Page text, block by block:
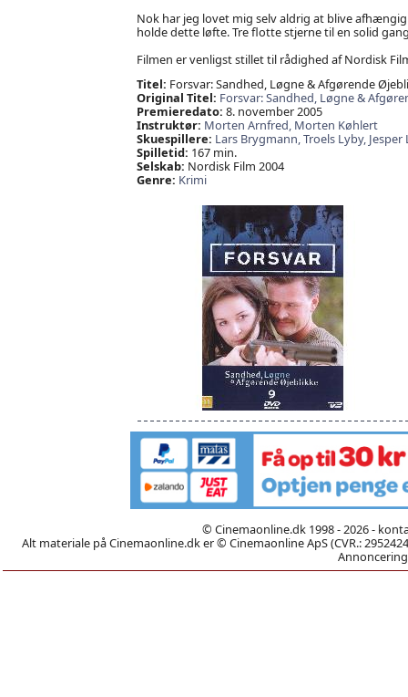
Nok har jeg lovet mig selv aldrig at blive
holde dette løfte. Tre flotte stjerne til en solid
Filmen er venligst stillet til rådighed af Nordisk
Titel: Forsvar: Sandhed, Løgne & Afgørende
Original Titel: Forsvar: Sandhed, Løgne &
Premieredato: 8. november 2005
Instruktør: Morten Arnfred, Morten Køhlert
Skuespillere: Lars Brygmann,Troels Lyby,
Spilletid: 167 min.
Selskab: Nordisk Film 2004
Genre: Krimi
© Cinemaonline.dk 1998 - 2026 -
Alt materiale på Cinemaonline.dk er © Cinemaonline ApS (CVR.: